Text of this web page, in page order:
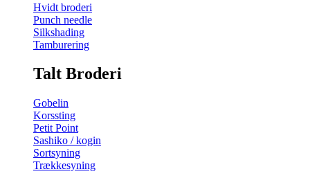
Hvidt broderi
Punch needle
Silkshading
Tamburering
Talt Broderi
Gobelin
Korssting
Petit Point
Sashiko / kogin
Sortsyning
Trækkesyning